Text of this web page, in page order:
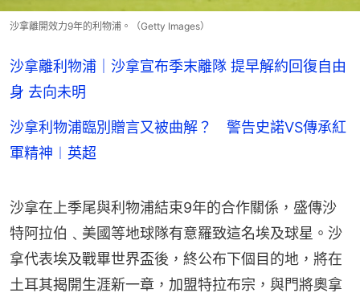
沙拿離開效力9年的利物浦。（Getty Images）
沙拿離利物浦｜沙拿宣布季末離隊 提早解約回復自由
身 去向未明
沙拿利物浦臨別贈言又被曲解？ 警告史諾VS傳承紅
軍精神︱英超
沙拿在上季尾與利物浦結束9年的合作關係，盛傳沙
特阿拉伯﹑美國等地球隊有意羅致這名埃及球星。沙
拿代表埃及戰畢世界盃後，終公布下個目的地，將在
土耳其揭開生涯新一章，加盟特拉布宗，與門將奧拿